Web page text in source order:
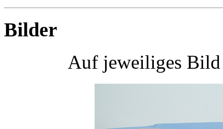
Bilder
Auf jeweiliges